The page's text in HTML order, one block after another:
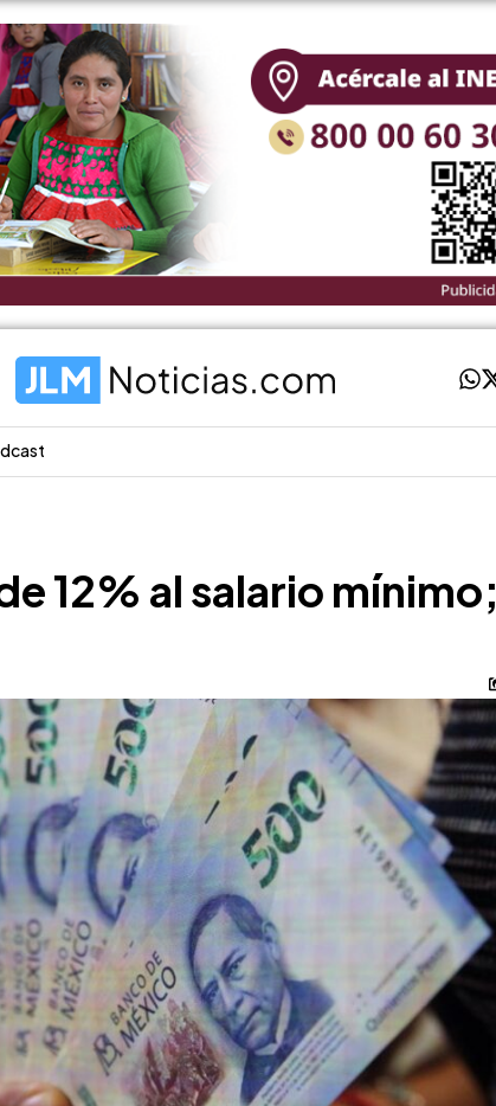
12% al salario mínimo;